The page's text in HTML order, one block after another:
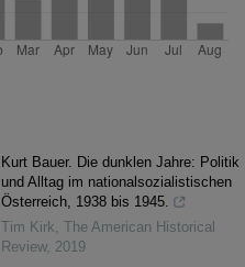
Kurt Bauer. Die dunklen Jahre: Politik
und Alltag im nationalsozialistischen
Österreich, 1938 bis 1945.
Tim Kirk, The American Historical
Review, 2019